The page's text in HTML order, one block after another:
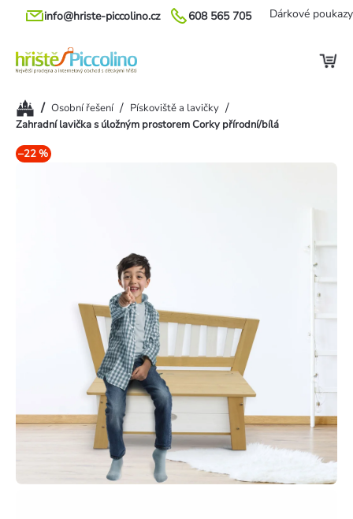
Přejít
608 565 705
info@hriste-piccolino.cz Dárkové poukazy
Domů/ Osobní řešení / Pískoviště a lavičky /
Zahradní lavička s úložným prostorem Corky přírodní/bílá
–22 %